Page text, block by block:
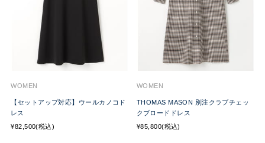
WOMEN
【セットアップ対応】ウールカノコド
レス
¥82,500(税込)
WOMEN
THOMAS MASON 別注クラブチェッ
クブロードドレス
¥85,800(税込)